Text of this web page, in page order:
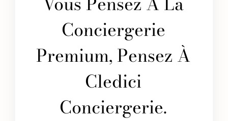
Conciergerie
Premium, Pensez À
Cledici
Conciergerie.